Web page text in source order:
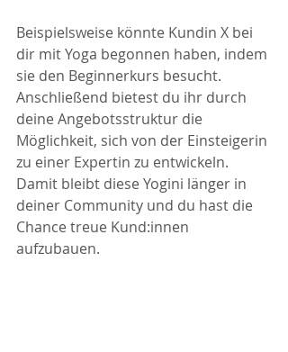
Beispielsweise könnte Kundin X bei
dir mit Yoga begonnen haben, indem
sie den Beginnerkurs besucht.
Anschließend bietest du ihr durch
deine Angebotsstruktur die
Möglichkeit, sich von der Einsteigerin
zu einer Expertin zu entwickeln.
Damit bleibt diese Yogini länger in
deiner Community und du hast die
Chance treue Kund:innen
aufzubauen.